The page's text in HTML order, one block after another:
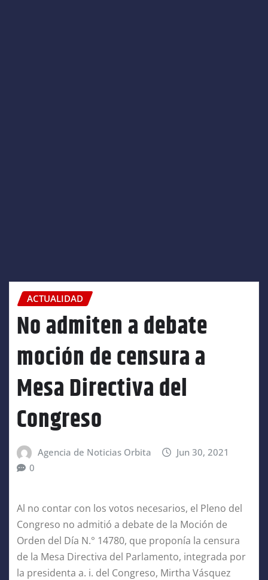
ACTUALIDAD
No admiten a debate
moción de censura a
Mesa Directiva del
Congreso
Agencia de Noticias Orbita
Jun 30, 2021
0
Al no contar con los votos necesarios, el Pleno del
Congreso no admitió a debate de la Moción de
Orden del Día N.° 14780, que proponía la censura
de la Mesa Directiva del Parlamento, integrada por
la presidenta a. i. del Congreso, Mirtha Vásquez